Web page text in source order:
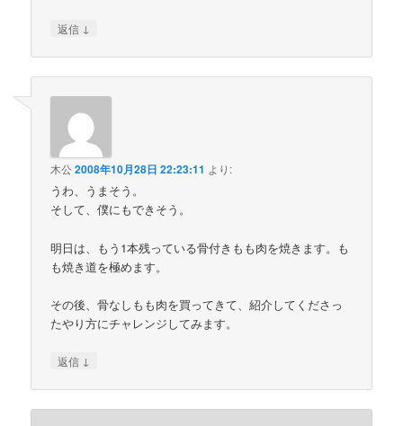
返信 ↓
木公2008年10月28日 22:23:11 より:
うわ、うまそう。
そして、僕にもできそう。
明日は、もう1本残っている骨付きもも肉を焼きます。も
も焼き道を極めます。
その後、骨なしもも肉を買ってきて、紹介してくださっ
たやり方にチャレンジしてみます。
返信 ↓